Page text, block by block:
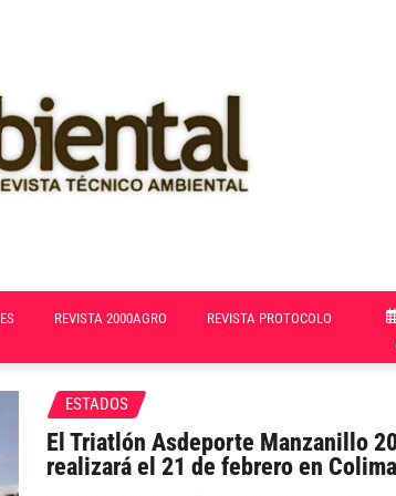
REVISTA 2000AGRO REVISTA PROTOCOLO
ESTADOS
El Triatlón Asdeporte Manzanillo
realizará el 21 de febrero en Colima